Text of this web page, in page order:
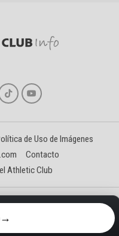
de Uso de Imágenes
Contacto
Athletic Club
Benéitez Landeta
→